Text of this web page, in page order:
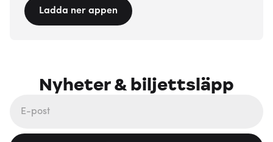
Ladda ner appen
Nyheter & biljettsläpp